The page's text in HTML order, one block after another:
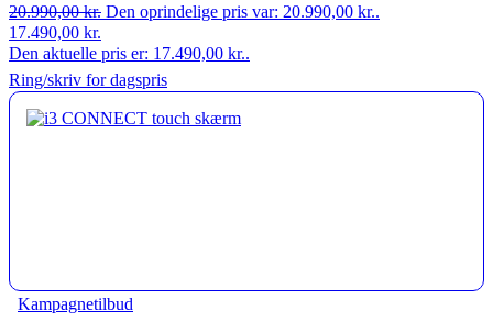
20.990,00kr. Den oprindelige pris var: 20.990,00 kr..
17.490,00 kr.
Den aktuelle pris er: 17.490,00 kr..
Ring/skriv for dagspris
Kampagnetilbud